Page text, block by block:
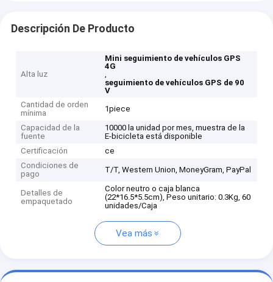
Descripción De Producto
Alta luz
Mini seguimiento de vehículos GPS
4G
,
seguimiento de vehículos GPS de 90
V
Cantidad de orden
mínima
1piece
Capacidad de la
fuente
10000 la unidad por mes, muestra de la
E-bicicleta está disponible
Certificación
ce
Condiciones de
pago
T/T, Western Union, MoneyGram, PayPal
Detalles de
empaquetado
Color neutro o caja blanca
(22*16.5*5.5cm), Peso unitario: 0.3Kg, 60
unidades/Caja
Vea más